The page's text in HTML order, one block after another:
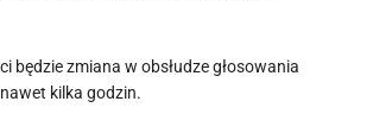
będzie zmiana w obsłudze głosowania
kilka godzin.